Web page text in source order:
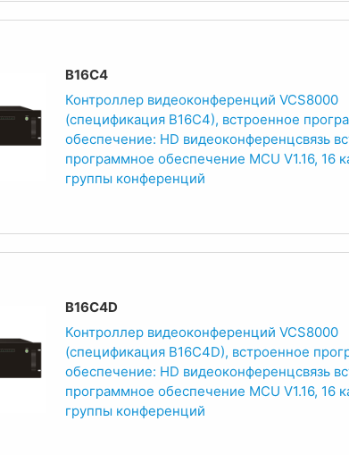
B16C4
Контроллер видеоконференций VCS8000
(спецификация B16C4), встроенное
обеспечение: HD видеоконференцсвязь
программное обеспечение MCU V1.16, 16
группы конференций
B16C4D
Контроллер видеоконференций VCS8000
(спецификация B16C4D), встроенное
обеспечение: HD видеоконференцсвязь
программное обеспечение MCU V1.16, 16
группы конференций